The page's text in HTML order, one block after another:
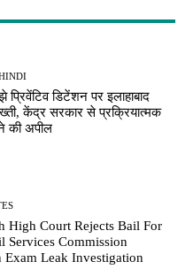
प्रिवेंटिव डिटेंशन पर इलाहाबाद
केंद्र सरकार से प्रक्रियात्मक
की अपील
High Court Rejects Bail For
Services Commission
Exam Leak Investigation